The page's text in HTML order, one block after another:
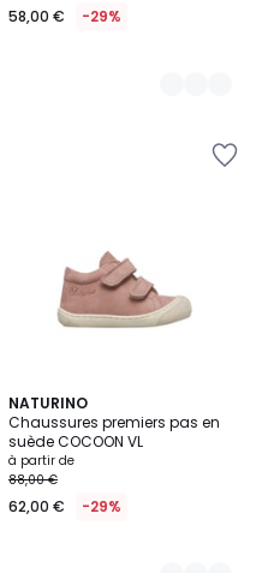
58,00 € -29%
NATURINO
Chaussures premiers pas en
suède COCOON VL
à partir de
88,00 €
62,00 € -29%
4
Couleurs